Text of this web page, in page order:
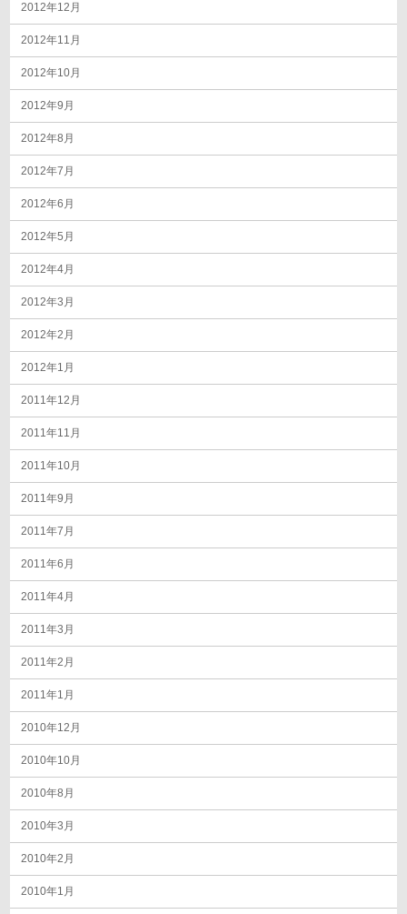
2012年12月
2012年11月
2012年10月
2012年9月
2012年8月
2012年7月
2012年6月
2012年5月
2012年4月
2012年3月
2012年2月
2012年1月
2011年12月
2011年11月
2011年10月
2011年9月
2011年7月
2011年6月
2011年4月
2011年3月
2011年2月
2011年1月
2010年12月
2010年10月
2010年8月
2010年3月
2010年2月
2010年1月